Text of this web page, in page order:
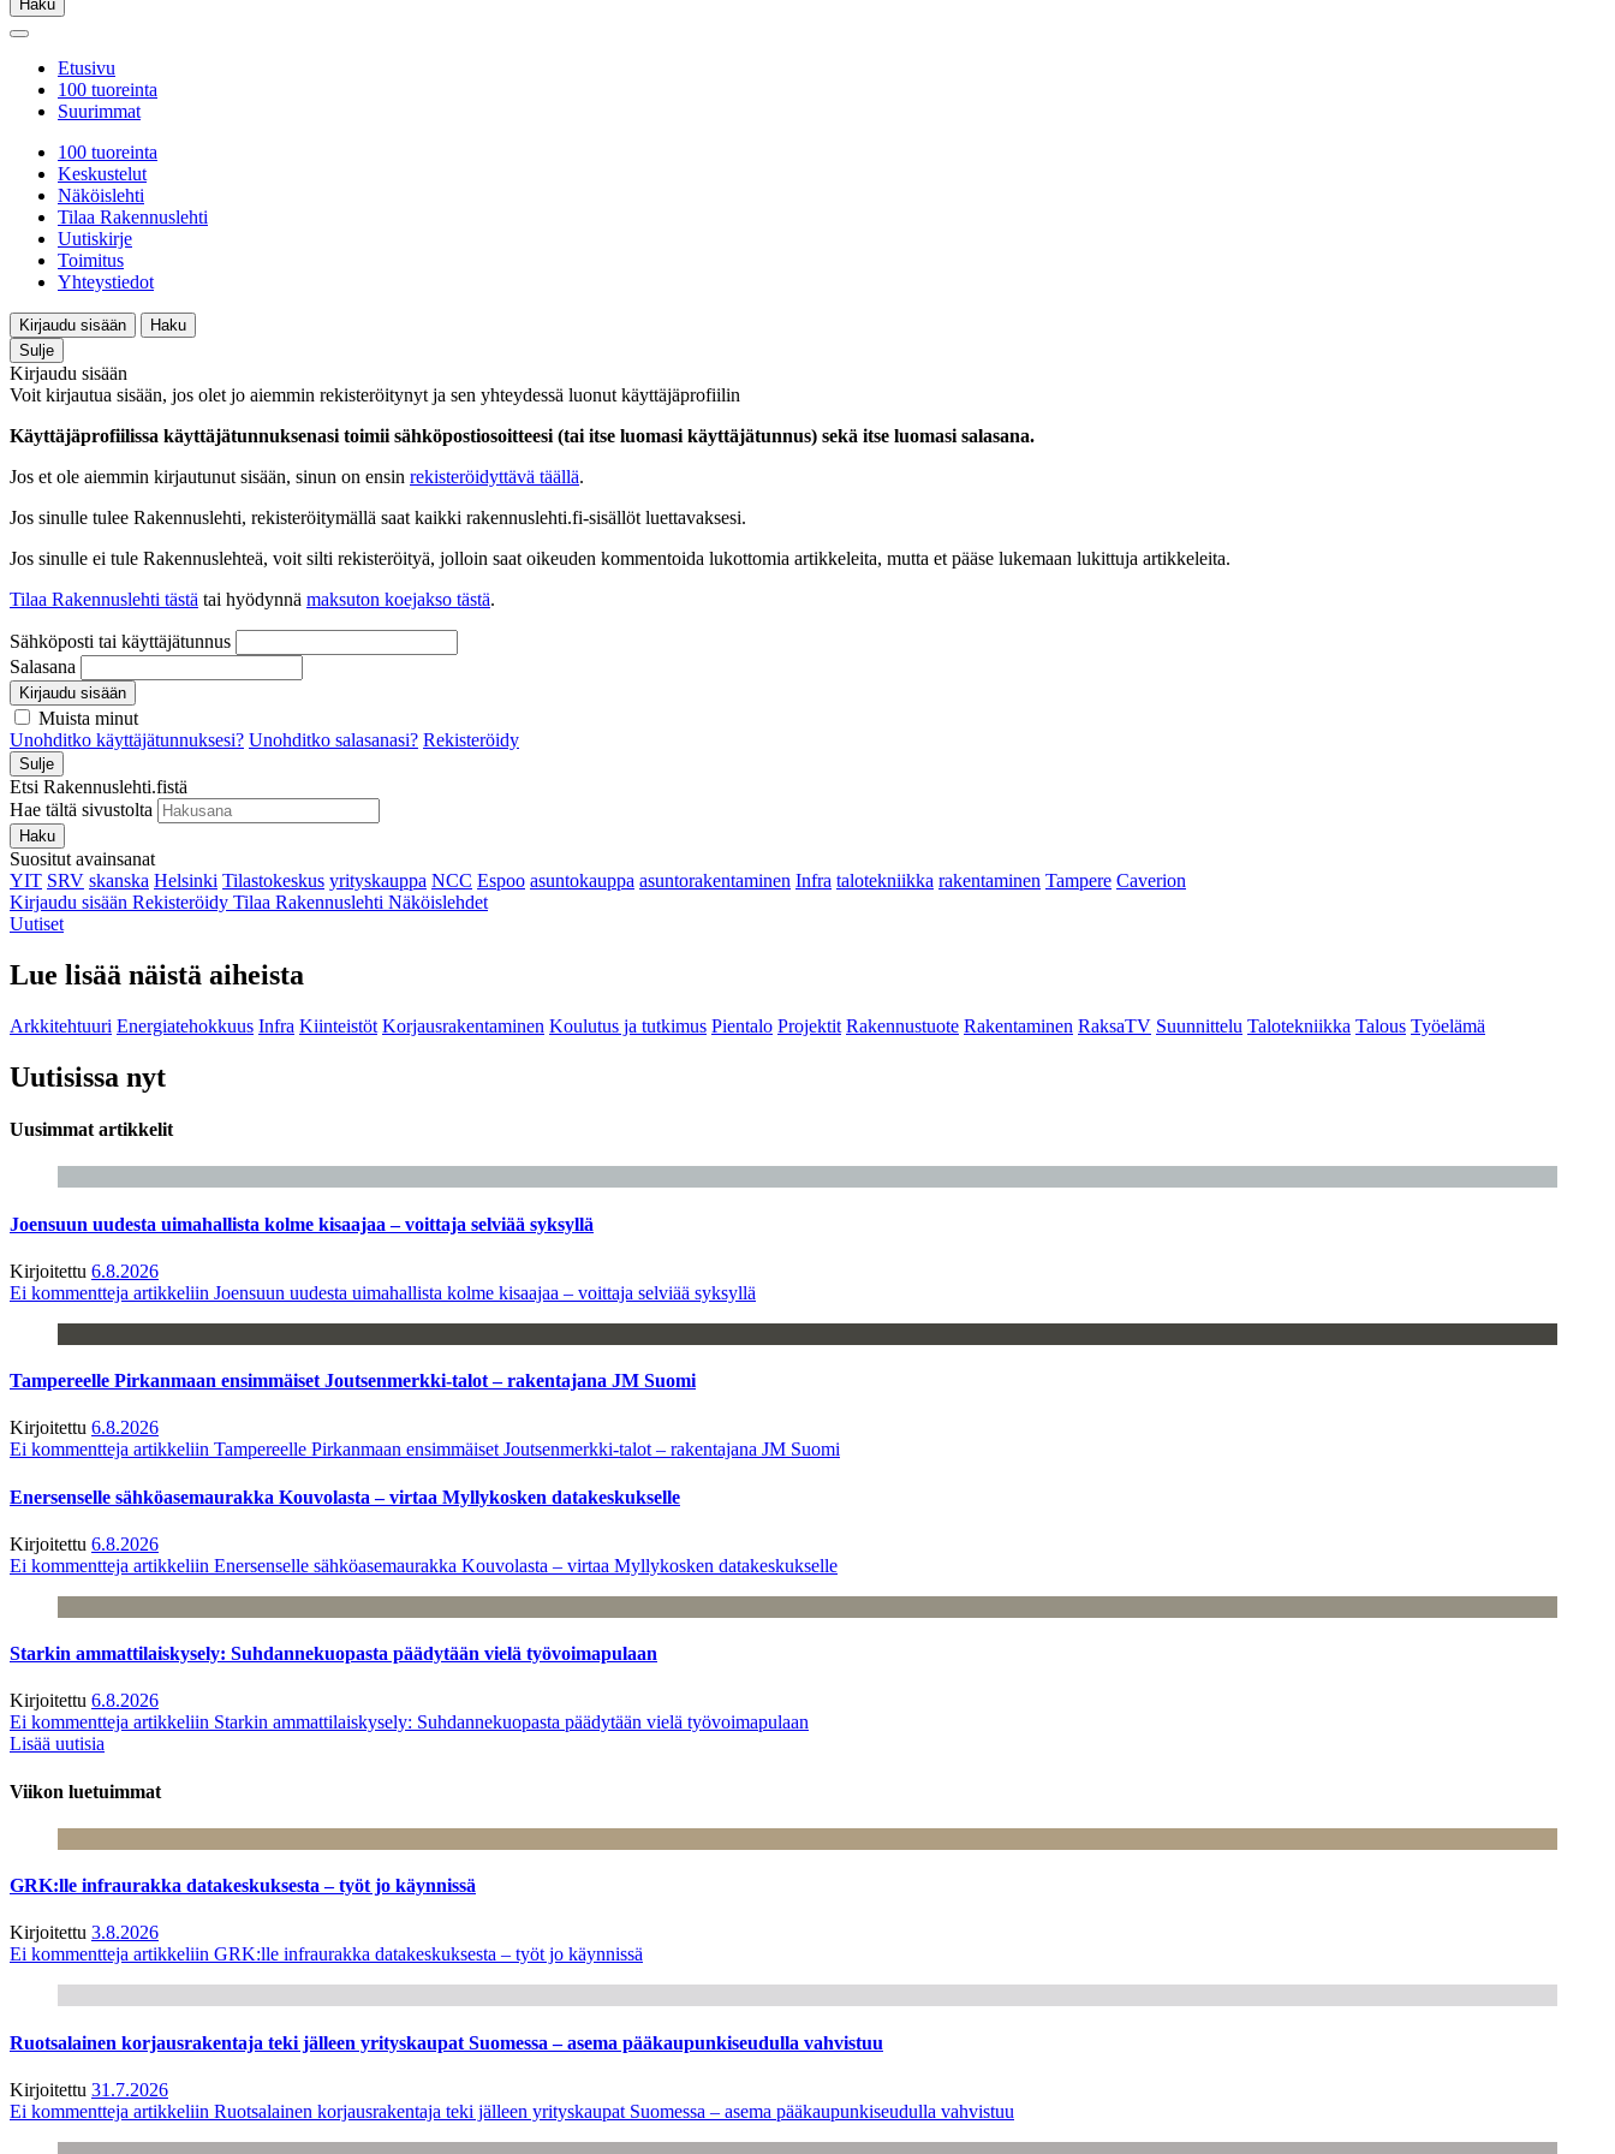
Haku
Etusivu
100 tuoreinta
Suurimmat
100 tuoreinta
Keskustelut
Näköislehti
Tilaa Rakennuslehti
Uutiskirje
Toimitus
Yhteystiedot
Kirjaudu sisään
Haku
Sulje
Kirjaudu sisään
Voit kirjautua sisään, jos olet jo aiemmin rekisteröitynyt ja sen yhteydessä luonut käyttäjäprofiilin
Käyttäjäprofiilissa käyttäjätunnuksenasi toimii sähköpostiosoitteesi (tai itse luomasi käyttäjätunnus) sekä itse luomasi salasana.
Jos et ole aiemmin kirjautunut sisään, sinun on ensin rekisteröidyttävä täällä.
Jos sinulle tulee Rakennuslehti, rekisteröitymällä saat kaikki rakennuslehti.fi-sisällöt luettavaksesi.
Jos sinulle ei tule Rakennuslehteä, voit silti rekisteröityä, jolloin saat oikeuden kommentoida lukottomia artikkeleita, mutta et pääse lukemaan lukittuja artikkeleita.
Tilaa Rakennuslehti tästä tai hyödynnä maksuton koejakso tästä.
Sähköposti tai käyttäjätunnus
Salasana
Kirjaudu sisään
Muista minut
Unohditko käyttäjätunnuksesi? Unohditko salasanasi? Rekisteröidy
Sulje
Etsi Rakennuslehti.fistä
Hae tältä sivustolta
Haku
Suositut avainsanat
YIT SRV skanska Helsinki Tilastokeskus yrityskauppa NCC Espoo asuntokauppa asuntorakentaminen Infra talotekniikka rakentaminen Tampere Caverion
Kirjaudu sisään Rekisteröidy Tilaa Rakennuslehti Näköislehdet
Uutiset
Lue lisää näistä aiheista
Arkkitehtuuri Energiatehokkuus Infra Kiinteistöt Korjausrakentaminen Koulutus ja tutkimus Pientalo Projektit Rakennustuote Rakentaminen RaksaTV Suunnittelu Talotekniikka Talous Työelämä
Uutisissa nyt
Uusimmat artikkelit
Joensuun uudesta uimahallista kolme kisaajaa – voittaja selviää syksyllä
Kirjoitettu 6.8.2026
Ei kommentteja artikkeliin Joensuun uudesta uimahallista kolme kisaajaa – voittaja selviää syksyllä
Tampereelle Pirkanmaan ensimmäiset Joutsenmerkki-talot – rakentajana JM Suomi
Kirjoitettu 6.8.2026
Ei kommentteja artikkeliin Tampereelle Pirkanmaan ensimmäiset Joutsenmerkki-talot – rakentajana JM Suomi
Enersenselle sähköasemaurakka Kouvolasta – virtaa Myllykosken datakeskukselle
Kirjoitettu 6.8.2026
Ei kommentteja artikkeliin Enersenselle sähköasemaurakka Kouvolasta – virtaa Myllykosken datakeskukselle
Starkin ammattilaiskysely: Suhdannekuopasta päädytään vielä työvoimapulaan
Kirjoitettu 6.8.2026
Ei kommentteja artikkeliin Starkin ammattilaiskysely: Suhdannekuopasta päädytään vielä työvoimapulaan
Lisää uutisia
Viikon luetuimmat
GRK:lle infraurakka datakeskuksesta – työt jo käynnissä
Kirjoitettu 3.8.2026
Ei kommentteja artikkeliin GRK:lle infraurakka datakeskuksesta – työt jo käynnissä
Ruotsalainen korjausrakentaja teki jälleen yrityskaupat Suomessa – asema pääkaupunkiseudulla vahvistuu
Kirjoitettu 31.7.2026
Ei kommentteja artikkeliin Ruotsalainen korjausrakentaja teki jälleen yrityskaupat Suomessa – asema pääkaupunkiseudulla vahvistuu